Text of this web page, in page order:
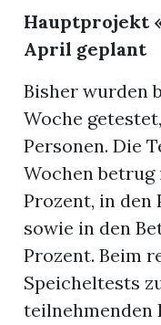
Hauptprojekt
April geplant
Bisher wurden
Woche
Personen. Die
Wochen betrug
Prozent, in den
sowie in den
Prozent. Beim
Speicheltests